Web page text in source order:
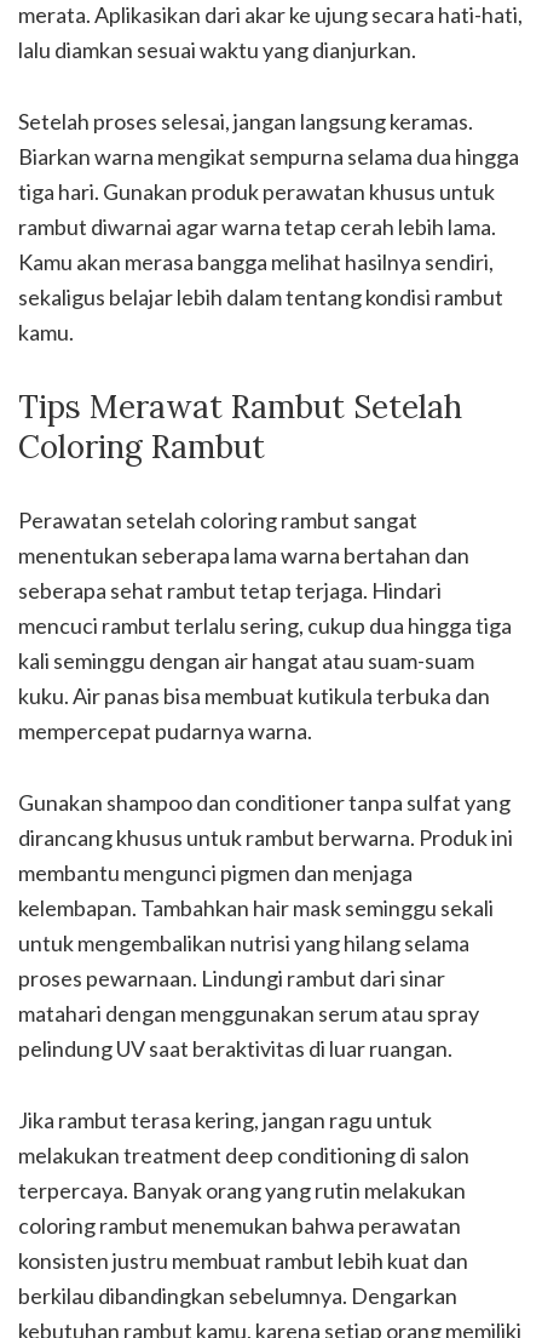
merata. Aplikasikan dari akar ke ujung secara hati-hati,
lalu diamkan sesuai waktu yang dianjurkan.
Setelah proses selesai, jangan langsung keramas.
Biarkan warna mengikat sempurna selama dua hingga
tiga hari. Gunakan produk perawatan khusus untuk
rambut diwarnai agar warna tetap cerah lebih lama.
Kamu akan merasa bangga melihat hasilnya sendiri,
sekaligus belajar lebih dalam tentang kondisi rambut
kamu.
Tips Merawat Rambut Setelah
Coloring Rambut
Perawatan setelah coloring rambut sangat
menentukan seberapa lama warna bertahan dan
seberapa sehat rambut tetap terjaga. Hindari
mencuci rambut terlalu sering, cukup dua hingga tiga
kali seminggu dengan air hangat atau suam-suam
kuku. Air panas bisa membuat kutikula terbuka dan
mempercepat pudarnya warna.
Gunakan shampoo dan conditioner tanpa sulfat yang
dirancang khusus untuk rambut berwarna. Produk ini
membantu mengunci pigmen dan menjaga
kelembapan. Tambahkan hair mask seminggu sekali
untuk mengembalikan nutrisi yang hilang selama
proses pewarnaan. Lindungi rambut dari sinar
matahari dengan menggunakan serum atau spray
pelindung UV saat beraktivitas di luar ruangan.
Jika rambut terasa kering, jangan ragu untuk
melakukan treatment deep conditioning di salon
terpercaya. Banyak orang yang rutin melakukan
coloring rambut menemukan bahwa perawatan
konsisten justru membuat rambut lebih kuat dan
berkilau dibandingkan sebelumnya. Dengarkan
kebutuhan rambut kamu, karena setiap orang memiliki